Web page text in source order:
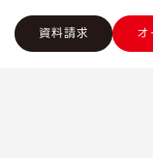
資料請求 オ